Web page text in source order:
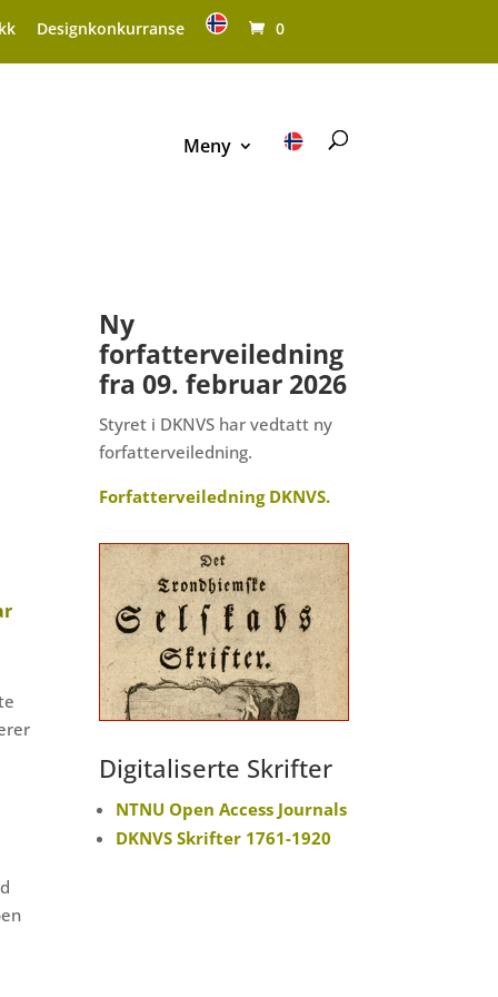
Designkonkurranse 0
Meny
Ny
forfatterveiledning
fra 09. februar 2026
Styret i DKNVS har vedtatt ny
forfatterveiledning.
Forfatterveiledning DKNVS.
Digitaliserte Skrifter
NTNU Open Access Journals
DKNVS Skrifter 1761-1920